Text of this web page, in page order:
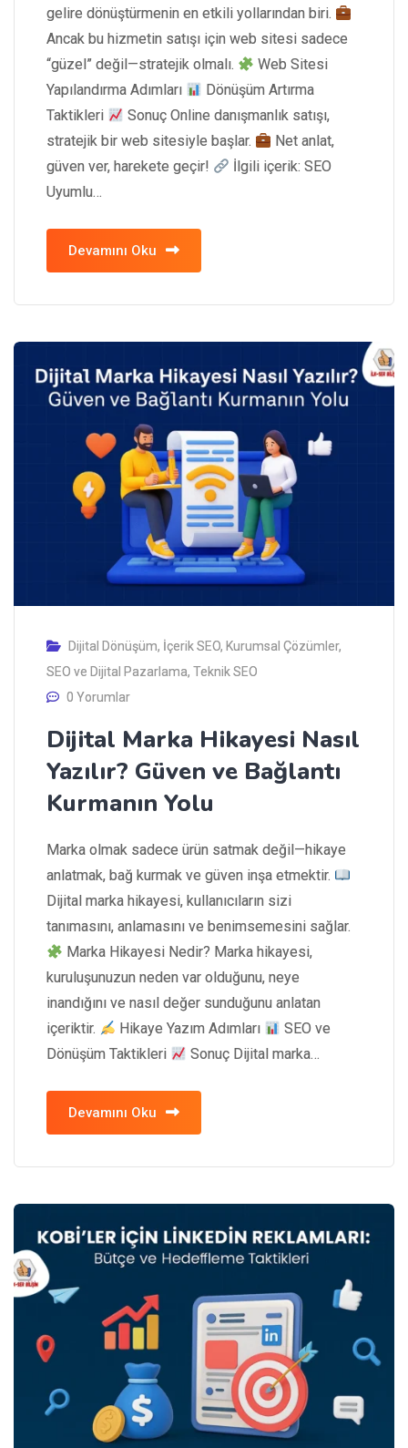
gelire dönüştürmenin en etkili yollarından biri.
Ancak bu hizmetin satışı için web sitesi sadece
“güzel” değil—stratejik olmalı.
Web Sitesi
Yapılandırma Adımları
Dönüşüm Artırma
Taktikleri
Sonuç Online danışmanlık satışı,
stratejik bir web sitesiyle başlar.
Net anlat,
güven ver, harekete geçir!
İlgili içerik: SEO
Uyumlu…
Devamını Oku
Dijital Dönüşüm, İçerik SEO, Kurumsal Çözümler,
SEO ve Dijital Pazarlama, Teknik SEO
0 Yorumlar
Dijital Marka Hikayesi Nasıl
Yazılır? Güven ve Bağlantı
Kurmanın Yolu
Marka olmak sadece ürün satmak değil—hikaye
anlatmak, bağ kurmak ve güven inşa etmektir.
Dijital marka hikayesi, kullanıcıların sizi
tanımasını, anlamasını ve benimsemesini sağlar.
Marka Hikayesi Nedir? Marka hikayesi,
kuruluşunuzun neden var olduğunu, neye
inandığını ve nasıl değer sunduğunu anlatan
içeriktir.
Hikaye Yazım Adımları
SEO ve
Dönüşüm Taktikleri
Sonuç Dijital marka…
Devamını Oku